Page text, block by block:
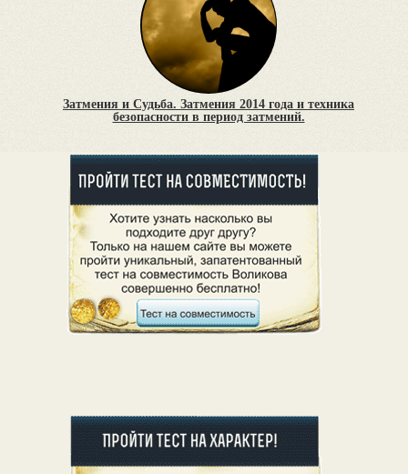
Затмения и Судьба. Затмения 2014 года и техника
безопасности в период затмений.